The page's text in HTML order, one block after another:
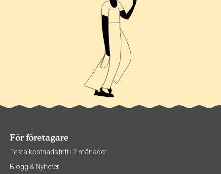
För företagare
Testa kostnadsfritt i 2 månader
Blogg & Nyheter